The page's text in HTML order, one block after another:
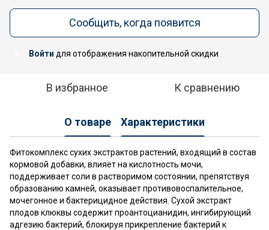
Сообщить, когда появится
Войти для отображения накопительной скидки
В избранное К сравнению
О товаре Характеристики
Фитокомплекс сухих экстрактов растений, входящий в состав
кормовой добавки, влияет на кислотность мочи,
поддерживает соли в растворимом состоянии, препятствуя
образованию камней, оказывает противовоспалительное,
мочегонное и бактерицидное действия. Сухой экстракт
плодов клюквы содержит проантоцианидин, ингибирующий
адгезию бактерий, блокируя прикрепление бактерий к